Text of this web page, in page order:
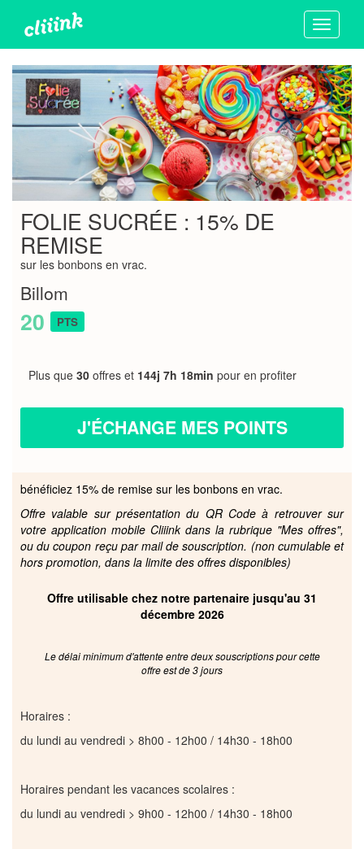
Toggle
FOLIE SUCRÉE : 15% DE
REMISE
sur les bonbons en vrac.
Billom
20 PTS
Plus que 30 offres et 144j 7h 18min pour en profiter
J'ÉCHANGE MES POINTS
bénéficiez 15% de remise sur les bonbons en vrac.
Offre valable sur présentation du QR Code à retrouver sur
votre application mobile Cliiink dans la rubrique "Mes offres",
ou du coupon reçu par mail de souscription. (non cumulable et
hors promotion, dans la limite des offres disponibles)
Offre utilisable chez notre partenaire jusqu'au 31
décembre 2026
Le délai minimum d'attente entre deux souscriptions pour cette
offre est de 3 jours
Horaires :
du lundi au vendredi > 8h00 - 12h00 / 14h30 - 18h00
Horaires pendant les vacances scolaires :
du lundi au vendredi > 9h00 - 12h00 / 14h30 - 18h00